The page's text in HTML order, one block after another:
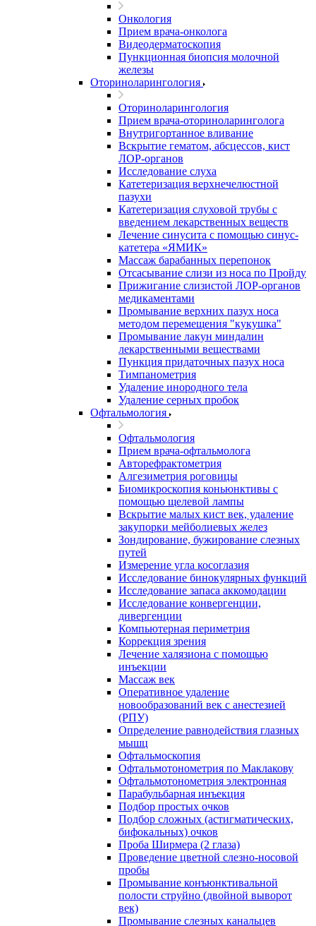
Онкология
Прием врача-онколога
Видеодерматоскопия
Пункционная биопсия молочной
железы
Оториноларингология
Оториноларингология
Прием врача-оториноларинголога
Внутригортанное вливание
Вскрытие гематом, абсцессов, кист
ЛОР-органов
Исследование слуха
Катетеризация верхнечелюстной
пазухи
Катетеризация слуховой трубы с
введением лекарственных веществ
Лечение синусита с помощью синус-
катетера «ЯМИК»
Массаж барабанных перепонок
Отсасывание слизи из носа по Пройду
Прижигание слизистой ЛОР-органов
медикаментами
Промывание верхних пазух носа
методом перемещения "кукушка"
Промывание лакун миндалин
лекарственными веществами
Пункция придаточных пазух носа
Тимпанометрия
Удаление инородного тела
Удаление серных пробок
Офтальмология
Офтальмология
Прием врача-офтальмолога
Авторефрактометрия
Алгезиметрия роговицы
Биомикроскопия коньюнктивы с
помощью щелевой лампы
Вскрытие малых кист век, удаление
закупорки мейболиевых желез
Зондирование, бужирование слезных
путей
Измерение угла косоглазия
Исследование бинокулярных функций
Исследование запаса аккомодации
Исследование конвергенции,
дивергенции
Компьютерная периметрия
Коррекция зрения
Лечение халязиона с помощью
инъекции
Массаж век
Оперативное удаление
новообразований век с анестезией
(РПУ)
Определение равнодействия глазных
мышц
Офтальмоскопия
Офтальмотонометрия по Маклакову
Офтальмотонометрия электронная
Парабульбарная инъекция
Подбор простых очков
Подбор сложных (астигматических,
бифокальных) очков
Проба Ширмера (2 глаза)
Проведение цветной слезно-носовой
пробы
Промывание конъюнктивальной
полости струйно (двойной выворот
век)
Промывание слезных канальцев